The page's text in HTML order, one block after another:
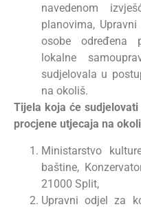
navedenom
planovima,
osobe određena
lokalne
sudjelovala u
na okoliš.
Tijela koja će
procjene utjecaja na
Ministarstvo
baštine,
21000 Split,
Upravni odjel za